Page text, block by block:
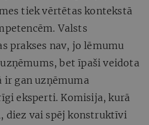
tiek vērtētas kontekstā
Valsts
prakses nav, jo lēmumu
bet īpaši veidota
ir gan uzņēmuma
eksperti. Komisija, kurā
diez vai spēj konstruktīvi